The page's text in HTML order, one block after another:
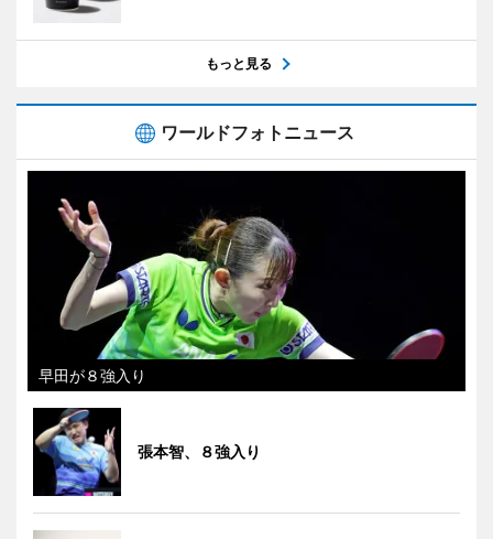
もっと見る
ワールドフォトニュース
早田が８強入り
張本智、８強入り